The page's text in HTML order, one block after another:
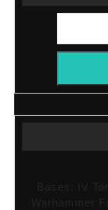
Bases: IV
Warhammer